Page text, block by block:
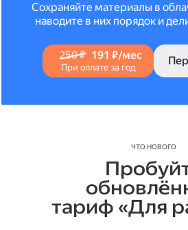
Сохраняйте материалы в
наводите в них порядок и
250 ₽ 191 ₽/мес
При оплате за год
ЧТО НОВОГО
тариф «Для